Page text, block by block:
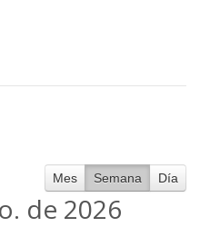
Mes Semana Día
de 2026